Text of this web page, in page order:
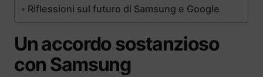
Riflessioni sul futuro di Samsung e Google
Un accordo sostanzioso
con Samsung